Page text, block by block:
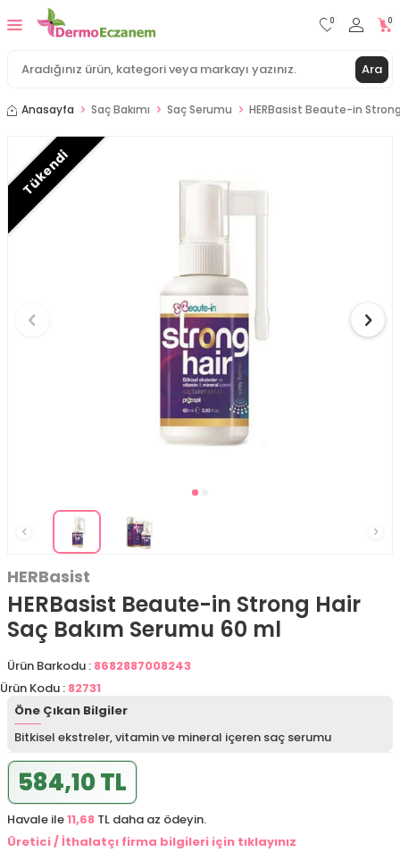
Ara
0 0
Anasayfa Saç Bakımı Saç Serumu HERBasist Beaute-in
Tükendi
HERBasist
HERBasist Beaute-in Strong Hair
Saç Bakım Serumu 60 ml
Ürün Barkodu : 8682887008243
Ürün Kodu : 82731
Öne Çıkan Bilgiler
Bitkisel ekstreler, vitamin ve mineral içeren saç serumu
584,10 TL
Havale ile11,68 TL daha az ödeyin.
Üretici / İthalatçı firma bilgileri için tıklayınız